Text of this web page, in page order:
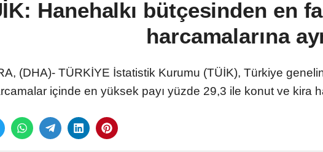
Hanehalkı bütçesinden en
harcamalarına
(DHA)- TÜRKİYE İstatistik Kurumu (TÜİK), Türkiye
içinde en yüksek payı yüzde 29,3 ile konut ve kira